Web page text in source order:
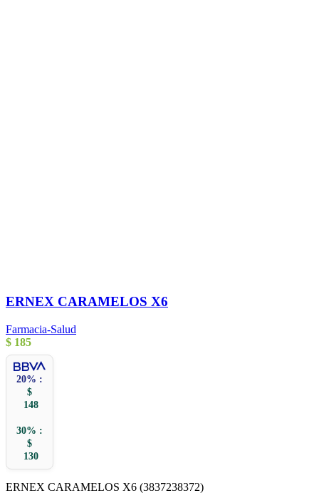
ERNEX CARAMELOS X6
Farmacia-Salud
$ 185
20% :
$
148
30% :
$
130
ERNEX CARAMELOS X6 (3837238372)